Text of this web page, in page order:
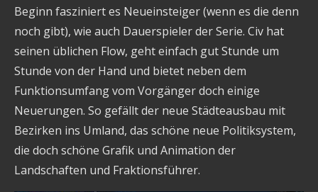
Beginn fasziniert es Neueinsteiger (wenn es die denn
noch gibt), wie auch Dauerspieler der Serie. Civ hat
seinen üblichen Flow, geht einfach gut Stunde um
Stunde von der Hand und bietet neben dem
Funktionsumfang vom Vorgänger doch einige
Neuerungen. So gefällt der neue Städteausbau mit
Bezirken ins Umland, das schöne neue Politiksystem,
die doch schöne Grafik und Animation der
Landschaften und Fraktionsführer.